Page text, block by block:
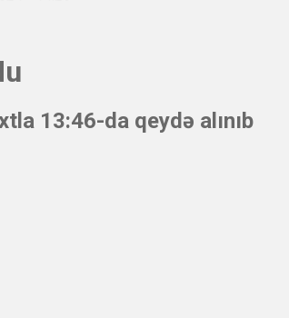
13:46-da qeydə alınıb